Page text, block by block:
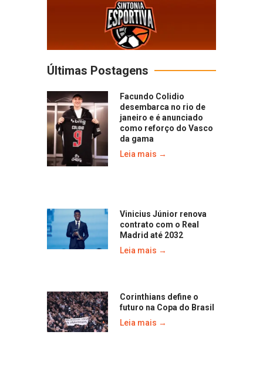
Últimas Postagens
Facundo Colidio
desembarca no rio de
janeiro e é anunciado
como reforço do Vasco
da gama
Leia mais →
Vinicius Júnior renova
contrato com o Real
Madrid até 2032
Leia mais →
Corinthians define o
futuro na Copa do Brasil
Leia mais →